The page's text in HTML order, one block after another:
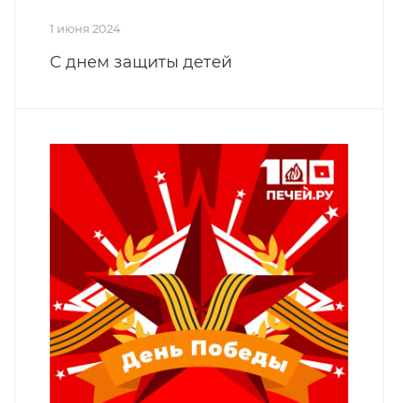
1 июня 2024
С днем защиты детей